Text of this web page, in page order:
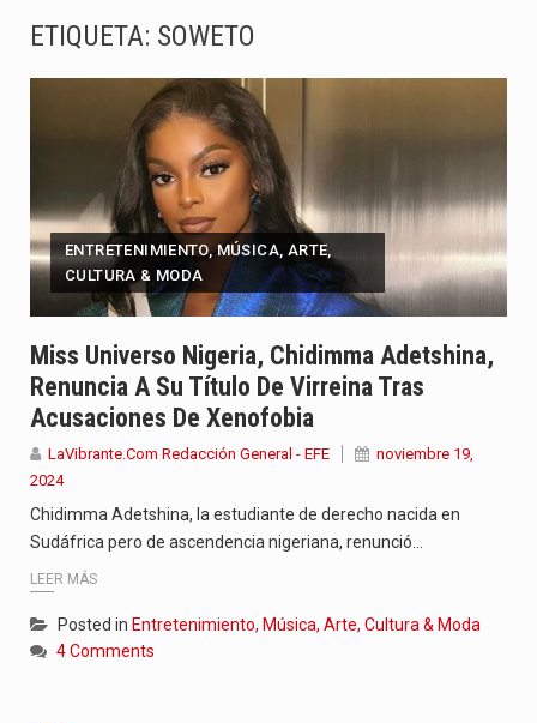
El presidente electo Abelardo de la Espriella aseguró que durante…
Con el inicio del gobierno de Abelardo de la Espriella,…
Las autoridades sanitarias de Francia y España mantienen bajo vigilancia…
ETIQUETA: SOWETO
ENTRETENIMIENTO, MÚSICA, ARTE,
CULTURA & MODA
Miss Universo Nigeria, Chidimma Adetshina,
Renuncia A Su Título De Virreina Tras
Acusaciones De Xenofobia
LaVibrante.Com Redacción General - EFE
noviembre 19,
2024
Chidimma Adetshina, la estudiante de derecho nacida en
Sudáfrica pero de ascendencia nigeriana, renunció…
LEER MÁS
Posted in Entretenimiento, Música, Arte, Cultura & Moda
4 Comments